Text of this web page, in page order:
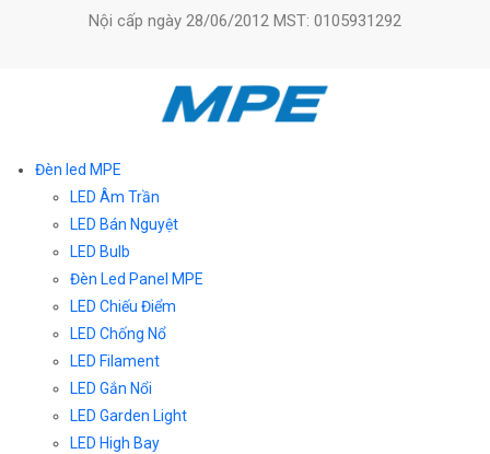
Nội cấp ngày 28/06/2012 MST: 0105931292
Đèn led MPE
LED Âm Trần
LED Bán Nguyệt
LED Bulb
Đèn Led Panel MPE
LED Chiếu Điểm
LED Chống Nổ
LED Filament
LED Gắn Nổi
LED Garden Light
LED High Bay